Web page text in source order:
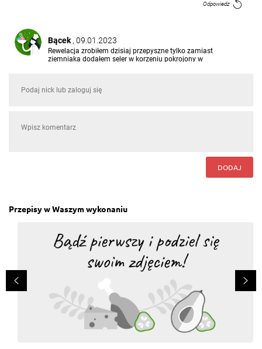
Odpowiedz
Bącek, 09.01.2023
Rewelacja zrobiłem dzisiaj przepyszne tylko zamiast
ziemniaka dodałem seler w korzeniu pokrojony w
DODAJ
Przepisy w Waszym wykonaniu